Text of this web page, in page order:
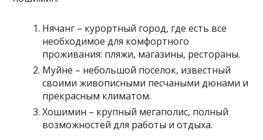
Нячанг – курортный город, где есть все
необходимое для комфортного
проживания: пляжи, магазины, рестораны.
Муйне – небольшой поселок, известный
своими живописными песчаными дюнами и
прекрасным климатом.
Хошимин – крупный мегаполис, полный
возможностей для работы и отдыха.